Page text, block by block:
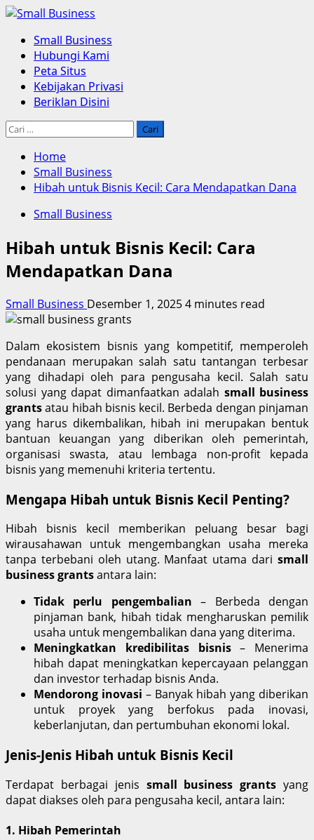
Skip
content
Primary
Menu
Small Business
Hubungi Kami
Peta Situs
Kebijakan Privasi
Beriklan Disini
Cari
Home
Small Business
Hibah untuk Bisnis Kecil: Cara Mendapatkan Dana
Small Business
Hibah untuk Bisnis Kecil: Cara
Mendapatkan Dana
Small Business Desember 1, 20254 minutes read
Dalam ekosistem bisnis yang kompetitif, memperoleh
pendanaan merupakan salah satu tantangan terbesar
yang dihadapi oleh para pengusaha kecil. Salah satu
solusi yang dapat dimanfaatkan adalah small business
grantsatau hibah bisnis kecil. Berbeda dengan pinjaman
yang harus dikembalikan, hibah ini merupakan bentuk
bantuan keuangan yang diberikan oleh pemerintah,
organisasi swasta, atau lembaga non-profit kepada
bisnis yang memenuhi kriteria tertentu.
Mengapa Hibah untuk Bisnis Kecil Penting?
Hibah bisnis kecil memberikan peluang besar bagi
wirausahawan untuk mengembangkan usaha mereka
tanpa terbebani oleh utang. Manfaat utama dari small
business grantsantara lain:
Tidak perlu pengembalian – Berbeda dengan
pinjaman bank, hibah tidak mengharuskan pemilik
usaha untuk mengembalikan dana yang diterima.
Meningkatkan kredibilitas bisnis– Menerima
hibah dapat meningkatkan kepercayaan pelanggan
dan investor terhadap bisnis Anda.
Mendorong inovasi – Banyak hibah yang diberikan
untuk proyek yang berfokus pada inovasi,
keberlanjutan, dan pertumbuhan ekonomi lokal.
Jenis-Jenis Hibah untuk Bisnis Kecil
Terdapat berbagai jenis small business grants yang
dapat diakses oleh para pengusaha kecil, antara lain:
1. Hibah Pemerintah